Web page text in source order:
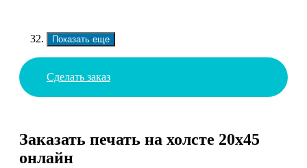
Показать еще
Сделать заказ
Заказать печать на холсте 20х45
онлайн